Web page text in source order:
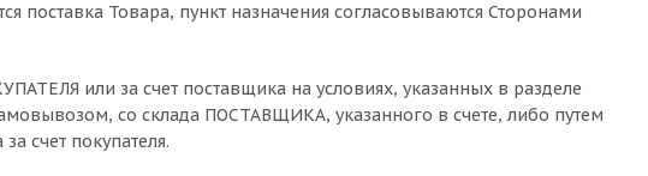
поставка Товара, пункт назначения согласовываются Сторонами
или за счет поставщика на условиях, указанных в разделе
со склада ПОСТАВЩИКА, указанного в счете, либо путем
счет покупателя.